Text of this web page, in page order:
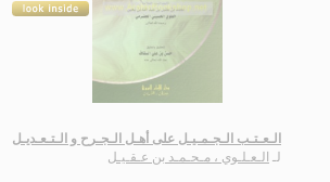
الـعـتـب الـجـمـيـل على أهـل الـجـرح و الـتـعـديـل
لـ الـعـلـوي ، مـحـمـد بن عـقـيـل